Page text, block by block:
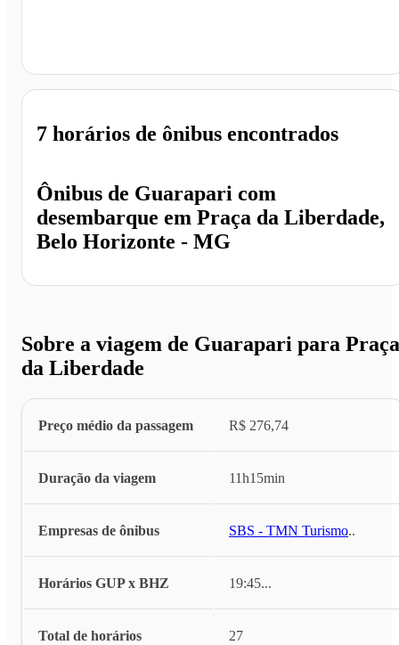
Ônibus de Guarapari com
desembarque em Praça da Liberdade,
Belo Horizonte - MG
7 horários de ônibus encontrados
Sobre a viagem de Guarapari para Praça
da Liberdade
Preço médio da passagem R$ 276,74
Duração da viagem 11h15min
Empresas de ônibus SBS - TMN Turismo...
Horários GUP x BHZ 19:45...
Total de horários 27